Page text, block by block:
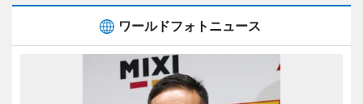
ワールドフォトニュース